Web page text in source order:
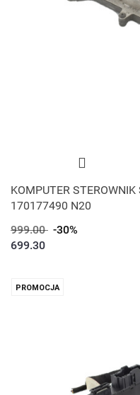
KOMPUTER
170177490 N20
999.00 -30%
699.30
PROMOCJA